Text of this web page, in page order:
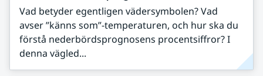
Vad betyder egentligen vädersymbolen? Vad
avser ”känns som”-temperaturen, och hur ska du
förstå nederbördsprognosens procentsiffror? I
denna vägled...